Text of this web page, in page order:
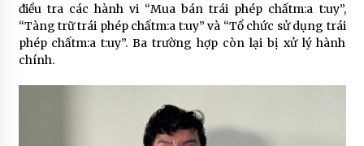
điều tra các hành vi “Mua bán trái phép chấtm:a t:uy”,
“Tàng trữ trái phép chấtm:a t:uy” và “Tổ chức sử dụng trái
phép chấtm:a t:uy”. Ba trường hợp còn lại bị xử lý hành
chính.